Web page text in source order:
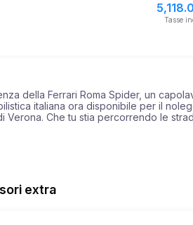
Tasse
della Ferrari Roma Spider, un
italiana ora disponibile per il
Verona. Che tu stia percorrendo le
guida senza pari.
una potenza robusta di 612 cavalli,
- la comanda. Il Roma Spider
extra